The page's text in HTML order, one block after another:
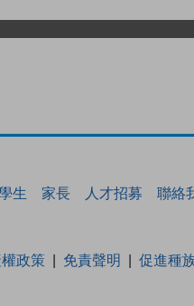
生 家長 人才招募 聯絡
政策 免責聲明 促進種